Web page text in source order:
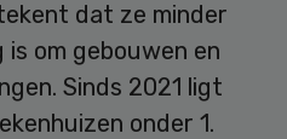
dat ze minder
om gebouwen en
Sinds 2021 ligt
onder 1.